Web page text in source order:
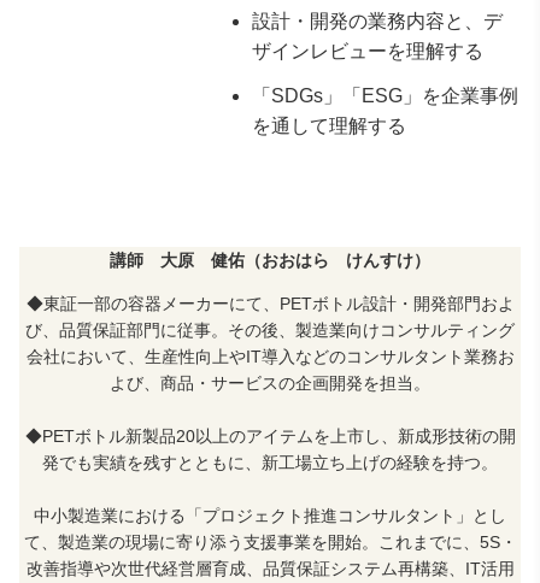
設計・開発の業務内容と、デ
ザインレビューを理解する
「SDGs」「ESG」を企業事例
を通して理解する
講師 大原 健佑（おおはら けんすけ）
◆東証一部の容器メーカーにて、 PETボトル設計・開発部門およ
び、品質保証部門に従事。その後、製造業向けコンサルティング
会社において、生産性向上やIT導入などのコンサルタント業務お
よび、商品・サービスの企画開発を担当。
◆PETボトル新製品20以上のアイテムを上市し、新成形技術の開
発でも実績を残すとともに、新工場立ち上げの経験を持つ。
中小製造業における「プロジェクト推進コンサルタント」とし
て、製造業の現場に寄り添う支援事業を開始。これまでに、 5S・
改善指導や次世代経営層育成、品質保証システム再構築、 IT活用